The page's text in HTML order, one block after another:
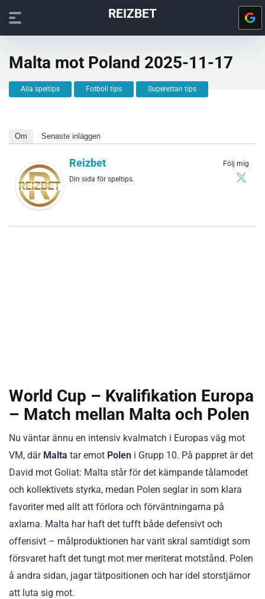
REIZBET
Malta mot Poland 2025-11-17
Alla speltips Fotboll tips Superettan tips
Om Senaste inläggen
Följ mig
Reizbet
Din sida för speltips.
World Cup – Kvalifikation Europa
– Match mellan Malta och Polen
Nu väntar ännu en intensiv kvalmatch i Europas väg mot
VM, där Malta tar emot Polen i Grupp 10. På pappret är det
David mot Goliat: Malta står för det kämpande tålamodet
och kollektivets styrka, medan Polen seglar in som klara
favoriter med allt att förlora och förväntningarna på
axlarna. Malta har haft det tufft både defensivt och
offensivt – målproduktionen har varit skral samtidigt som
försvaret haft det tungt mot mer meriterat motstånd. Polen
å andra sidan, jagar tätpositionen och har idel storstjärnor
att luta sig mot.